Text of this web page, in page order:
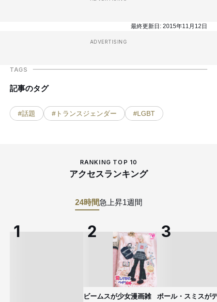
最終更新日: 2015年11月12日
ADVERTISING
TAGS
記事のタグ
#話題 #トランスジェンダー #LGBT
RANKING TOP 10
アクセスランキング
24時間急上昇1週間
ビームスが少女漫画雑
ポール・スミスが